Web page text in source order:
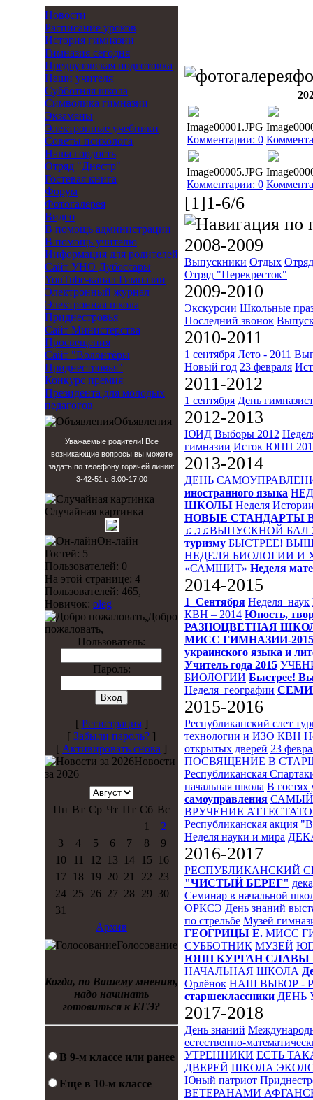
Новости
Расписание уроков
История гимназии
Гимназия сегодня
Предвузовская подготовка
Наши учителя
Субботняя школа
Символика гимназии
Экзамены
Электронные учебники
Советы психолога
Наша гордость
Отряд "Днестр"
Гостевая книга
Форум
Фотогалерея
Видео
В помощь администрации
В помощь учителю
Информация для родителей
Cайт УНО Дубоссары
YouTube-канал Гимназии
Электронный журнал
Электронная школа
Приднестровья
Сайт Министерства
Просвещения
Сайт "Волонтёры
Приднестровья"
Конкурс премия
Президента для молодых
педагогов
Объявления
Уважаемые родители! Все
возникающие вопросы вы можете
задать по телефону горячей линии:
3-42-51 с 8.00-17.00
Случайная картинка
Он-лайн
Гостей: 5
Пользователей: 0
На этой странице: 4
Пользователей: 465,
Новичок: oleg
Добро
пожаловать,
Пользователь:
Пароль:
[ Регистрация]
[ Забыли пароль? ]
[ Активировать снова ]
Новости
за 2026
Пн Вт Ср Чт Пт Сб Вс
1
2
3
4 5 6 7 8
9
10
11 12 13 14 15
16
17
18 19 20 21 22 23
24
25 26 27 28 29 30
31
Архив
Голосование
Когда, по Вашему мнению,
надо начинать
готовиться к ЕГЭ?
В 9-м классе или ранее
Еще в 10-м классе
Image00001.JPG
Комментарии: 0
Image00005.JPG
Комментарии: 0
[1]1-6/6
2008-2009
Выпускники Отдых
Отряд "Перекресток"
2009-2010
Экскурсии Школьные
Последний звонок
2010-2011
1 сентября Лето - 2011
Новый год 23 февраля
2011-2012
1 сентября День
2012-2013
ЮИД Выборы 2012
гимназии Исток ЮПП
2013-2014
ДЕНЬ
иностранного языка
ШКОЛЫ Неделя
НОВЫЕ СТАНДАРТЫ
♫♫♫ВЫПУСКНОЙ БАЛ
туризму БЫСТРЕЕ!
НЕДЕЛЯ БИОЛОГИИ И
«САМШИТ» Неделя
2014-2015
1_Сентября Неделя_наук
КВН – 2014 Юность,
РАЗНОЦВЕТНАЯ
МИСС ГИМНАЗИИ-2015
украинского языка и
Учитель года 2015
БИОЛОГИИ Быстрее!
Неделя_географии
2015-2016
Республиканский слет
технологии и ИЗО КВН
открытых дверей 23
ПОСВЯЩЕНИЕ В
Республиканская
начальная школа В гостях
самоуправления
ВРУЧЕНИЕ
Республиканская акция
Неделя науки и мира
2016-2017
РЕСПУБЛИКАНСКИЙ
"ЧИСТЫЙ БЕРЕГ"
Семинар в начальной
ОРКСЭ День знаний
по стрельбе Музей
ГЕОГРИЦЫ Е. МИСС
СУББОТНИК МУЗЕЙ
ЮПП КУРГАН СЛАВЫ
НАЧАЛЬНАЯ ШКОЛА
Орлёнок НАШ ВЫБОР -
старшеклассники ДЕНЬ
2017-2018
День знаний
естественно-
УТРЕННИКИ ЕСТЬ
ДВЕРЕЙ ШКОЛА
Юный патриот
ВЕТЕРАНАМИ